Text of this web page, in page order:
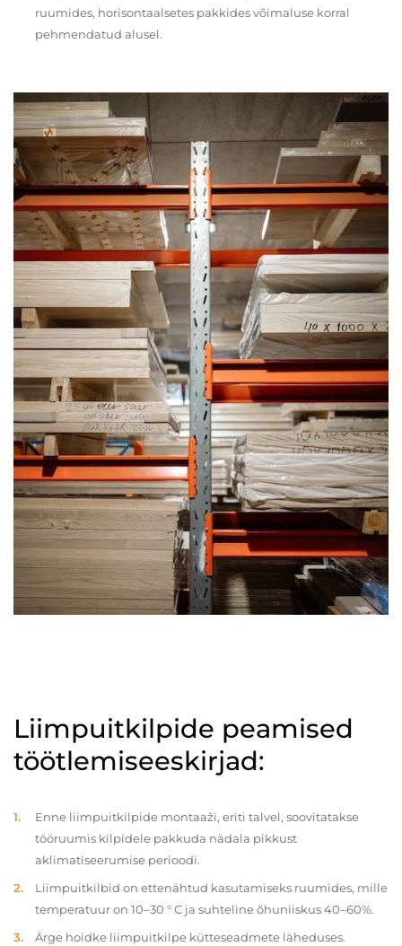
ruumides, horisontaalsetes pakkides võimaluse korral
pehmendatud alusel.
Liimpuitkilpide peamised
töötlemiseeskirjad:
Enne liimpuitkilpide montaaži, eriti talvel, soovitatakse
tööruumis kilpidele pakkuda nädala pikkust
aklimatiseerumise perioodi.
Liimpuitkilbid on ettenähtud kasutamiseks ruumides, mille
temperatuur on 10–30 ° C ja suhteline õhuniiskus 40–60%.
Ärge hoidke liimpuitkilpe kütteseadmete läheduses.